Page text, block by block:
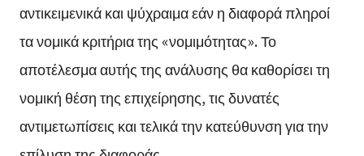
αντικειμενικά και ψύχραιμα εάν η διαφορά πληροί
τα νομικά κριτήρια της «νομιμότητας». Το
αποτέλεσμα αυτής της ανάλυσης θα καθορίσει τη
νομική θέση της επιχείρησης, τις δυνατές
αντιμετωπίσεις και τελικά την κατεύθυνση για την